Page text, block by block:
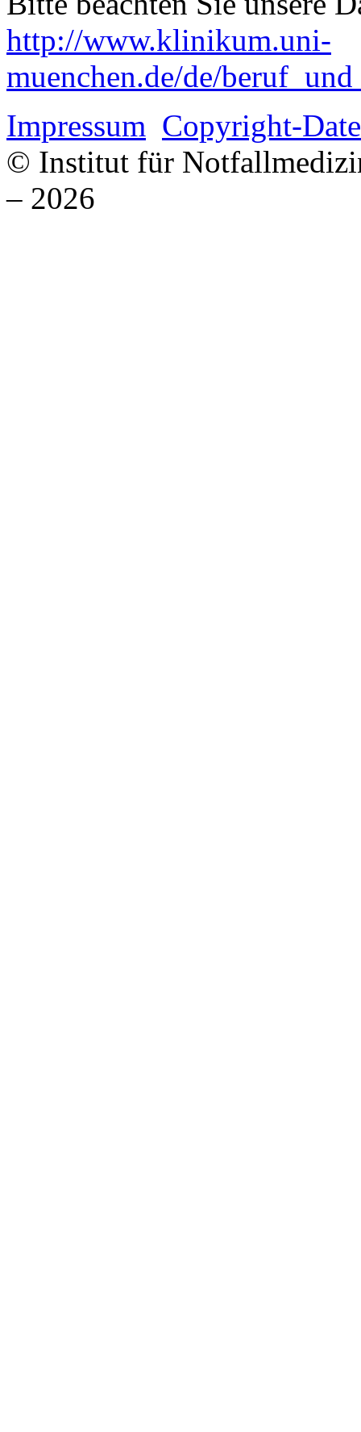
http://www.klinikum.uni-
muenchen.de/de/
Impressum Copyright-
© Institut für
– 2026